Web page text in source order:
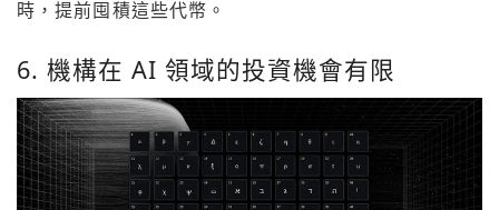
時，提前囤積這些代幣。
6. 機構在 AI 領域的投資機會有限